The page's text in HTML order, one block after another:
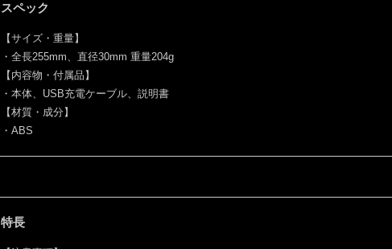
スペック
【サイズ・重量】
・全長255mm、直径30mm 重量204g
【内容物・付属品】
・本体、USB充電ケーブル、説明書
【材質・成分】
・ABS
特長